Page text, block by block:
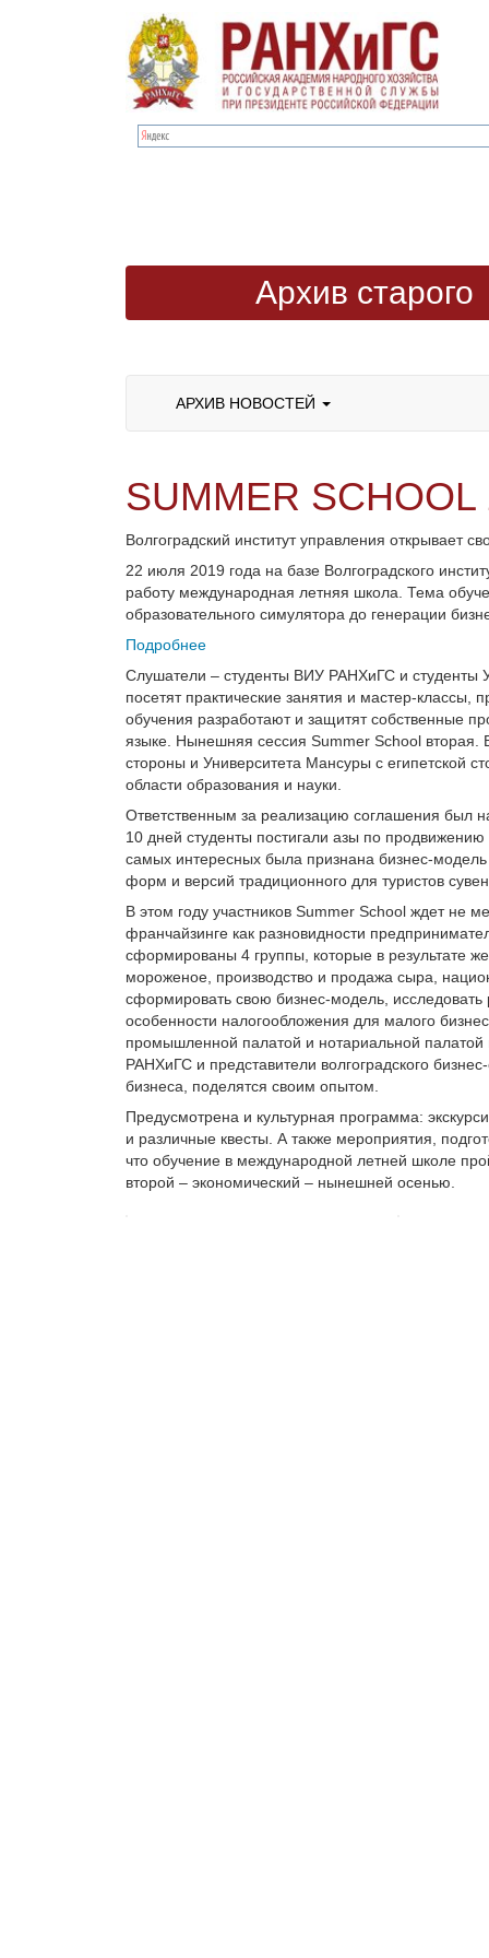
Архив старого
АРХИВ НОВОСТЕЙ
SUMMER SCHOOL
Волгоградский институт управления открывает
22 июля 2019 года на базе Волгоградского
работу международная летняя школа. Тема
образовательного симулятора до генерации
Подробнее
Слушатели – студенты ВИУ РАНХиГС и студенты
посетят практические занятия и мастер-
обучения разработают и защитят собственные
языке. Нынешняя сессия Summer School
стороны и Университета Мансуры с египетской
области образования и науки.
Ответственным за реализацию соглашения был
10 дней студенты постигали азы по
самых интересных была признана бизнес-
форм и версий традиционного для туристов
В этом году учаcтников Summer School ждет не
франчайзинге как разновидности
сформированы 4 группы, которые в результате
мороженое, производство и продажа сыра,
сформировать свою бизнес-модель, исследовать
особенности налогообложения для малого
промышленной палатой и нотариальной
РАНХиГС и представители волгоградского
бизнеса, поделятся своим опытом.
Предусмотрена и культурная программа:
и различные квесты. А также мероприятия,
что обучение в международной летней школе
второй – экономический – нынешней осенью.